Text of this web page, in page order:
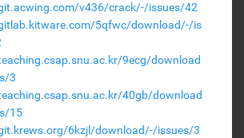
v436/crack/-/issues/42
5qfwc/download/-/is
9ecg/download
3
40gb/download
15
6kzjl/download/-/issues/3